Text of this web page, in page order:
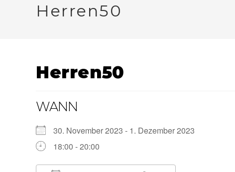
Herren50
Herren50
WANN
30. November 2023 - 1. Dezember 2023
18:00 - 20:00